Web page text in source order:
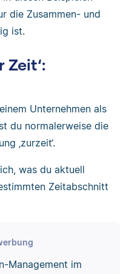
die Zusammen- und
ist.
Zeit‘:
Unternehmen als
du normalerweise die
‚zurzeit‘.
was du aktuell
Zeitabschnitt
Management im